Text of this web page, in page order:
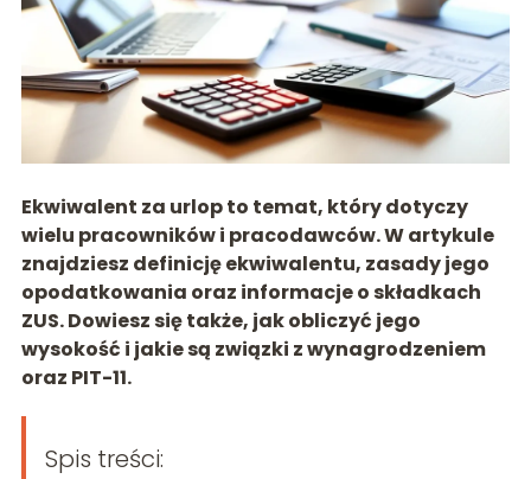
Ekwiwalent za urlop to temat, który dotyczy
wielu pracowników i pracodawców. W artykule
znajdziesz definicję ekwiwalentu, zasady jego
opodatkowania oraz informacje o składkach
ZUS. Dowiesz się także, jak obliczyć jego
wysokość i jakie są związki z wynagrodzeniem
oraz PIT-11.
Spis treści: